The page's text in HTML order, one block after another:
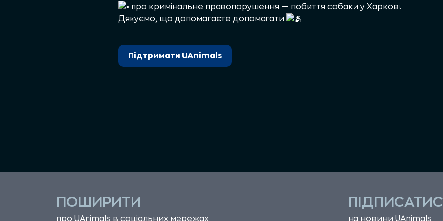
про кримінальне правопорушення — побиття собаки у Харкові.
Дякуємо, що допомагаєте допомагати
Підтримати UAnimals
ПОШИРИТИ
про UAnimals в соціальних мережах на новини UAnimals